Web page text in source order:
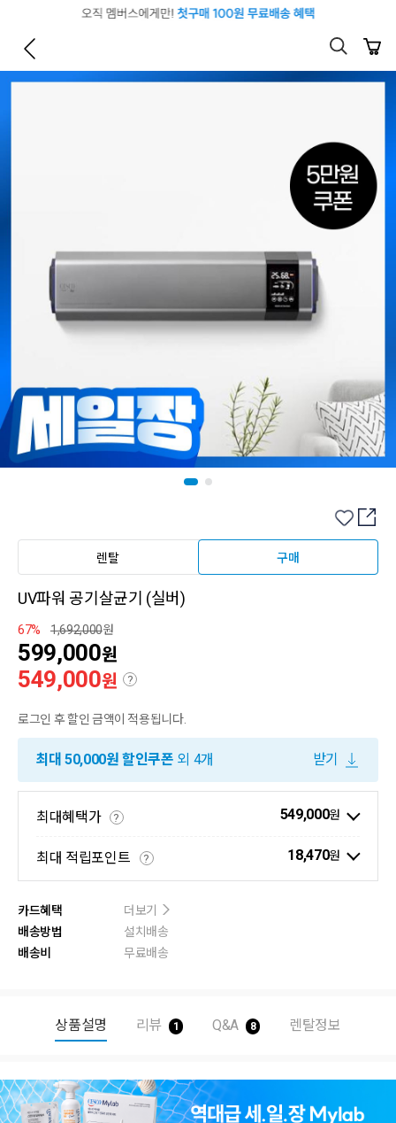
렌탈 구매
UV파워 공기살균기 (실버)
67% 1,692,000원
599,000원
549,000원 ?
로그인 후 할인 금액이 적용됩니다.
최대 50,000원 할인쿠폰 외 4개 받기
최대혜택가 ? 549,000원
최대 적립포인트 ? 18,470원
카드혜택
더보기
배송방법
설치배송
배송비
무료배송
상품설명 리뷰 1 Q&A 8 렌탈정보